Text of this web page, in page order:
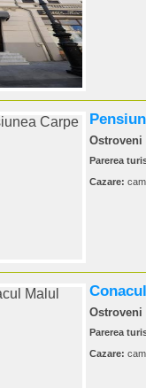
Ostroveni
Parerea
Cazare:
Ostroveni
Parerea
Cazare: